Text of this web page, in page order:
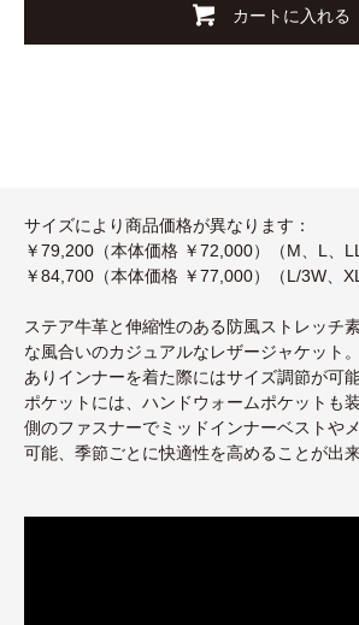
カートに入れる
サイズにより商品価格が異なります：
￥79,200（本体価格 ￥72,000）（M、L、LL
￥84,700（本体価格 ￥77,000）（L/3W、XL
ステア牛革と伸縮性のある防風ストレッチ
な風合いのカジュアルなレザージャケット
ありインナーを着た際にはサイズ調節が可
ポケットには、ハンドウォームポケットも
側のファスナーでミッドインナーベストや
可能、季節ごとに快適性を高めることが出来